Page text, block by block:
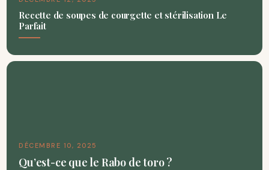
Recette de soupes de courgette et stérilisation Le
Parfait
DÉCEMBRE 10, 2025
Qu’est-ce que le Rabo de toro ?